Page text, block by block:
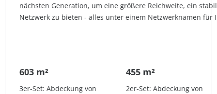
nächsten Generation, um eine größere Reichweite, ein
Netzwerk zu bieten - alles unter einem Netzwerknamen für
603 m²
3er-Set: Abdeckung von
455 m²
2er-Set: Abdeckung von